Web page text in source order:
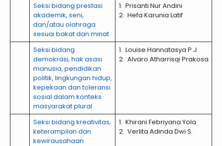
Seksi bidang prestasi
akademik, seni,
dan/atau olahraga
sesuai bakat dan minat
1. Prisanti Nur Andini
2. Hefa Karunia Latif
Seksi bidang
demokrasi, hak asasi
manusia, pendidikan
politik, lingkungan hidup,
kepekaan dan toleransi
sosial dalam konteks
masyarakat plural
1. Louise Hannatasya P.J
2. Alvaro Atharrisqi Prakosa
Seksi bidang kreativitas,
keterampilan dan
kewirausahaan
1. Khirani Febriyana Yola
2. Verlita Adinda Dwi S.